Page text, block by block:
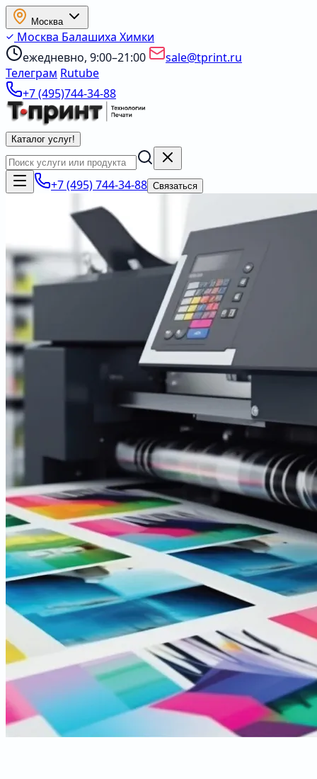
Москва
Москва Балашиха Химки
ежедневно, 9:00–21:00
sale@tprint.ru
Телеграм Rutube
+7 (495)744-34-88
Каталог услуг!
+7 (495) 744-34-88 Связаться